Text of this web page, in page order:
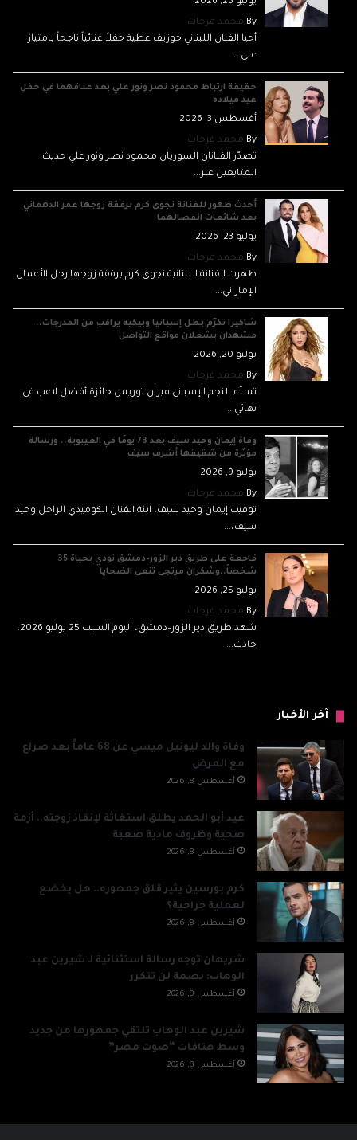
يوليو 25, 2026
By محمد فرحات
أحيا الفنان اللبناني جوزيف عطية حفلاً غنائياً ناجحاً بامتياز
على...
حقيقة ارتباط محمود نصر ونور علي بعد عناقهما في حفل
عيد ميلاده
أغسطس 3, 2026
By محمد فرحات
تصدّر الفنانان السوريان محمود نصر ونور علي حديث
المتابعين عبر...
أحدث ظهور للفنانة نجوى كرم برفقة زوجها عمر الدهماني
بعد شائعات انفصالهما
يوليو 23, 2026
By محمد فرحات
ظهرت الفنانة اللبنانية نجوى كرم برفقة زوجها رجل الأعمال
الإماراتي...
شاكيرا تكرّم بطل إسبانيا وبيكيه يراقب من المدرجات..
مشهدان يشعلان مواقع التواصل
يوليو 20, 2026
By محمد فرحات
تسلّم النجم الإسباني فيران توريس جائزة أفضل لاعب في
نهائي...
وفاة إيمان وحيد سيف بعد 73 يومًا في الغيبوبة.. ورسالة
مؤثرة من شقيقها أشرف سيف
يوليو 9, 2026
By محمد فرحات
توفيت إيمان وحيد سيف، ابنة الفنان الكوميدي الراحل وحيد
سيف،...
فاجعة على طريق دير الزور–دمشق تودي بحياة 35
شخصاً..وشكران مرتجى تنعى الضحايا
يوليو 25, 2026
By محمد فرحات
شهد طريق دير الزور–دمشق، اليوم السبت 25 يوليو 2026،
حادث...
آخر الأخبار
وفاة والد ليونيل ميسي عن 68 عاماً بعد صراع
مع المرض
أغسطس 8, 2026
عيد أبو الحمد يطلق استغاثة لإنقاذ زوجته.. أزمة
صحية وظروف مادية صعبة
أغسطس 8, 2026
كرم بورسين يثير قلق جمهوره.. هل يخضع
لعملية جراحية؟
أغسطس 8, 2026
شريهان توجه رسالة استثنائية لـ شيرين عبد
الوهاب: بصمة لن تتكرر
أغسطس 8, 2026
شيرين عبد الوهاب تلتقي جمهورها من جديد
وسط هتافات “صوت مصر”
أغسطس 8, 2026